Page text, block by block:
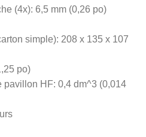
(4x): 6,5 mm (0,26 po)
simple): 208 x 135 x 107
po)
pavillon HF: 0,4 dm^3 (0,014